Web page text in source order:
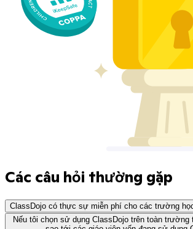
Các câu hỏi thường gặp
ClassDojo có thực sự miễn phí cho các trường
Nếu tôi chọn sử dụng ClassDojo trên toàn